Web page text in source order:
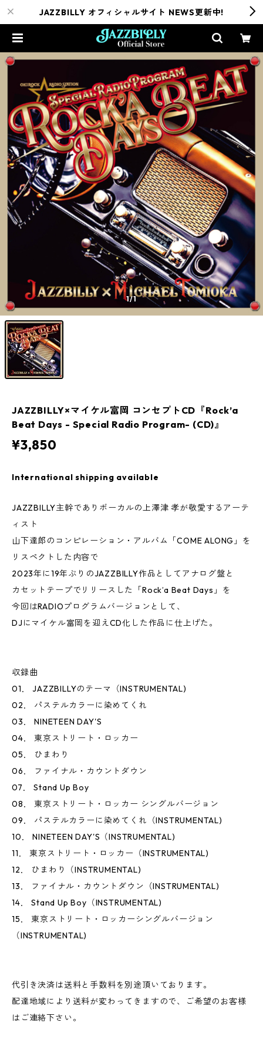
JAZZBILLY オフィシャルサイト NEWS更新中!
1/1
JAZZBILLY×マイケル富岡 コンセプトCD『Rock’a
Beat Days - Special Radio Program- (CD)』
¥3,850
International shipping available
JAZZBILLY主幹でありボーカルの上澤津 孝が敬愛するアーテ
ィスト
山下達郎のコンピレーション・アルバム「COME ALONG」を
リスペクトした内容で
2023年に19年ぶりのJAZZBILLY作品としてアナログ盤と
カセットテープでリリースした「Rock’a Beat Days」を
今回はRADIOプログラムバージョンとして、
DJにマイケル富岡を迎えCD化した作品に仕上げた。
収録曲
01． JAZZBILLYのテーマ（INSTRUMENTAL)
02． パステルカラーに染めてくれ
03． NINETEEN DAY'S
04． 東京ストリート・ロッカー
05． ひまわり
06． ファイナル・カウントダウン
07． Stand Up Boy
08． 東京ストリート・ロッカー シングルバージョン
09． パステルカラーに染めてくれ（INSTRUMENTAL)
10． NINETEEN DAY'S（INSTRUMENTAL)
11． 東京ストリート・ロッカー（INSTRUMENTAL)
12． ひまわり（INSTRUMENTAL)
13． ファイナル・カウントダウン（INSTRUMENTAL)
14． Stand Up Boy（INSTRUMENTAL)
15． 東京ストリート・ロッカーシングルバージョン
（INSTRUMENTAL)
代引き決済は送料と手数料を別途頂いております。
配達地域により送料が変わってきますので、ご希望のお客様
はご連絡下さい。